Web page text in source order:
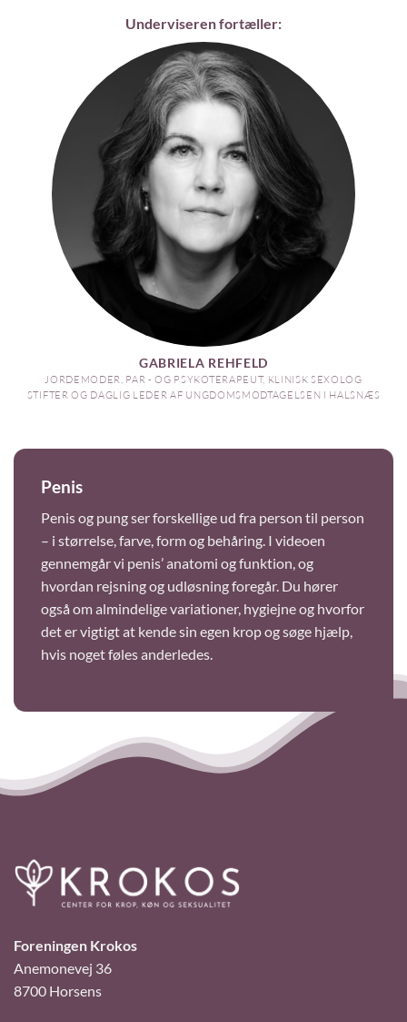
Underviseren fortæller:
GABRIELA REHFELD
JORDEMODER, PAR - OG PSYKOTERAPEUT, KLINISK SEXOLOG
STIFTER OG DAGLIG LEDER AF UNGDOMSMODTAGELSEN I HALSNÆS
Penis
Penis og pung ser forskellige ud fra person til person
– i størrelse, farve, form og behåring. I videoen
gennemgår vi penis’ anatomi og funktion, og
hvordan rejsning og udløsning foregår. Du hører
også om almindelige variationer, hygiejne og hvorfor
det er vigtigt at kende sin egen krop og søge hjælp,
hvis noget føles anderledes.
Foreningen Krokos
Anemonevej 36
8700 Horsens